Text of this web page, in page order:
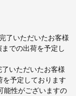
了いただいたお客様
での出荷を予定し
了いただいたお客様
予定しております
能性がございますの